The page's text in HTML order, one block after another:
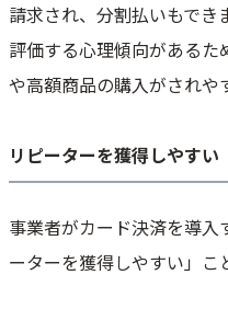
請求され、分割払いもでき
評価する心理傾向がある
や高額商品の購入がされや
リピーターを獲得しやすい
事業者がカード決済を導
ーターを獲得しやすい」こ